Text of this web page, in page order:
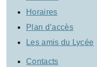
Horaires
Plan d’accès
Les amis du Lycée
Contacts